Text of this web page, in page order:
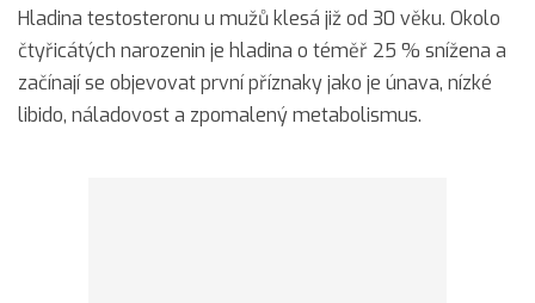
Hladina testosteronu u mužů klesá již od 30 věku. Okolo
čtyřicátých narozenin je hladina o téměř 25 % snížena a
začínají se objevovat první příznaky jako je únava, nízké
libido, náladovost a zpomalený metabolismus.